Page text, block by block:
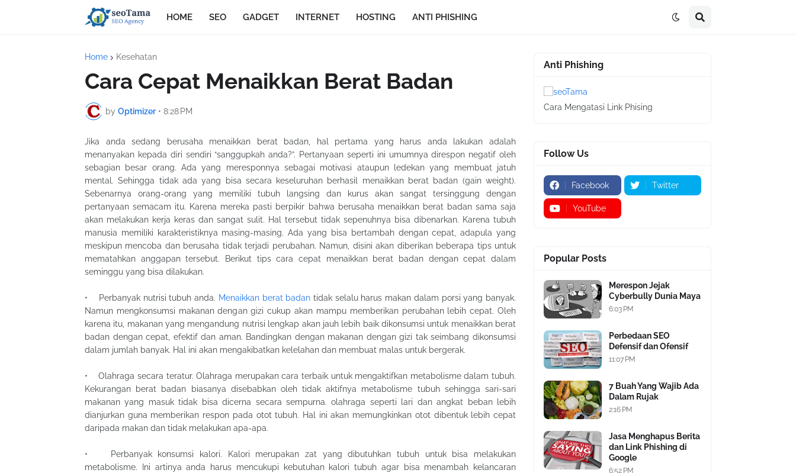
HOME SEO GADGET INTERNET HOSTING ANTI PHISHING
Home Kesehatan
Cara Cepat Menaikkan Berat Badan
by Optimizer • 8:28 PM
Jika anda sedang berusaha menaikkan berat badan, hal pertama yang harus anda lakukan adalah
menanyakan kepada diri sendiri “sanggupkah anda?”. Pertanyaan seperti ini umumnya direspon negatif oleh
sebagian besar orang. Ada yang meresponnya sebagai motivasi ataupun ledekan yang membuat jatuh
mental. Sehingga tidak ada yang bisa secara keseluruhan berhasil menaikkan berat badan (gain weight).
Sebenarnya orang-orang yang memiliki tubuh langsing dan kurus akan sangat tersinggung dengan
pertanyaan semacam itu. Karena mereka pasti berpikir bahwa berusaha menaikkan berat badan sama saja
akan melakukan kerja keras dan sangat sulit. Hal tersebut tidak sepenuhnya bisa dibenarkan. Karena tubuh
manusia memiliki karakteristiknya masing-masing. Ada yang bisa bertambah dengan cepat, adapula yang
meskipun mencoba dan berusaha tidak terjadi perubahan. Namun, disini akan diberikan beberapa tips untuk
mematahkan anggapan tersebut. Berikut tips cara cepat menaikkan berat badan dengan cepat dalam
seminggu yang bisa dilakukan.
• Perbanyak nutrisi tubuh anda. Menaikkan berat badan tidak selalu harus makan dalam porsi yang banyak.
Namun mengkonsumsi makanan dengan gizi cukup akan mampu memberikan perubahan lebih cepat. Oleh
karena itu, makanan yang mengandung nutrisi lengkap akan jauh lebih baik dikonsumsi untuk menaikkan berat
badan dengan cepat, efektif dan aman. Bandingkan dengan makanan dengan gizi tak seimbang dikonsumsi
dalam jumlah banyak. Hal ini akan mengakibatkan kelelahan dan membuat malas untuk bergerak.
• Olahraga secara teratur. Olahraga merupakan cara terbaik untuk mengaktifkan metabolisme dalam tubuh.
Kekurangan berat badan biasanya disebabkan oleh tidak aktifnya metabolisme tubuh sehingga sari-sari
makanan yang masuk tidak bisa dicerna secara sempurna. olahraga seperti lari dan angkat beban lebih
dianjurkan guna memberikan respon pada otot tubuh. Hal ini akan memungkinkan otot dibentuk lebih cepat
daripada makan dan tidak melakukan apa-apa.
• Perbanyak konsumsi kalori. Kalori merupakan zat yang dibutuhkan tubuh untuk bisa melakukan
metabolisme. Ini artinya anda harus mencukupi kebutuhan kalori tubuh agar bisa menambah kelancaran
Anti Phishing
Cara Mengatasi Link Phising
Follow Us
Facebook Twitter
YouTube
Popular Posts
Merespon Jejak
Cyberbully Dunia Maya
6:03 PM
Perbedaan SEO
Defensif dan Ofensif
11:07 PM
7 Buah Yang Wajib Ada
Dalam Rujak
2:16 PM
Jasa Menghapus Berita
dan Link Phishing di
Google
6:52 PM